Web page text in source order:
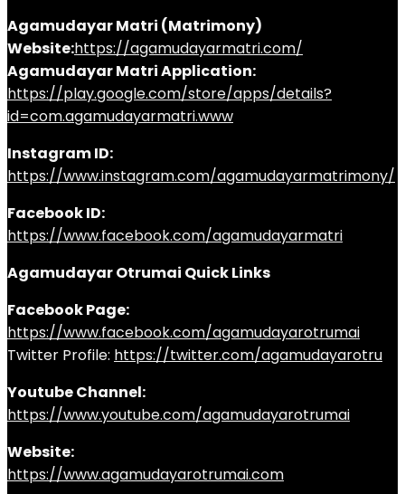
Agamudayar Matri (Matrimony)
Website:https://agamudayarmatri.com/
Agamudayar Matri Application:
https://play.google.com/store/apps/details?
id=com.agamudayarmatri.www
Instagram ID:
https://www.instagram.com/agamudayarmatrimony/
Facebook ID:
https://www.facebook.com/agamudayarmatri
Agamudayar Otrumai Quick Links
Facebook Page:
https://www.facebook.com/agamudayarotrumai
Twitter Profile: https://twitter.com/agamudayarotru
Youtube Channel:
https://www.youtube.com/agamudayarotrumai
Website:
https://www.agamudayarotrumai.com